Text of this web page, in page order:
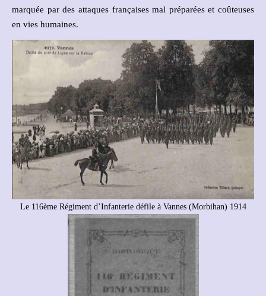
marquée par des attaques françaises mal préparées et coûteuses
en vies humaines.
Le 116ème Régiment d’Infanterie défile à Vannes (Morbihan) 1914